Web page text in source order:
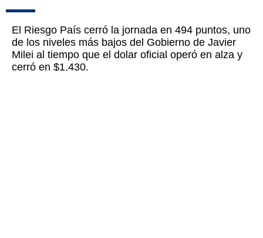
El Riesgo País cerró la jornada en 494 puntos, uno
de los niveles más bajos del Gobierno de Javier
Milei al tiempo que el dolar oficial operó en alza y
cerró en $1.430.